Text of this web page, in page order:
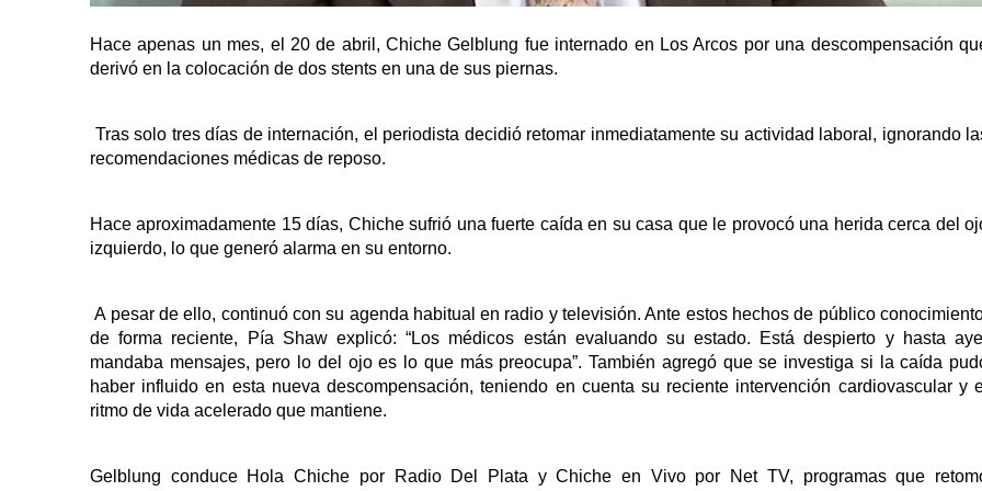
Hace apenas un mes, el 20 de abril, Chiche Gelblung fue internado en Los Arcos por una descompensación
derivó en la colocación de dos stents en una de sus piernas.
Tras solo tres días de internación, el periodista decidió retomar inmediatamente su actividad laboral, ignorando
recomendaciones médicas de reposo.
Hace aproximadamente 15 días, Chiche sufrió una fuerte caída en su casa que le provocó una herida cerca del
izquierdo, lo que generó alarma en su entorno.
A pesar de ello, continuó con su agenda habitual en radio y televisión. Ante estos hechos de público
de forma reciente, Pía Shaw explicó: “Los médicos están evaluando su estado. Está despierto y hasta
mandaba mensajes, pero lo del ojo es lo que más preocupa”. También agregó que se investiga si la caída
haber influido en esta nueva descompensación, teniendo en cuenta su reciente intervención cardiovascular y
ritmo de vida acelerado que mantiene.
Gelblung conduce Hola Chiche por Radio Del Plata y Chiche en Vivo por Net TV, programas que